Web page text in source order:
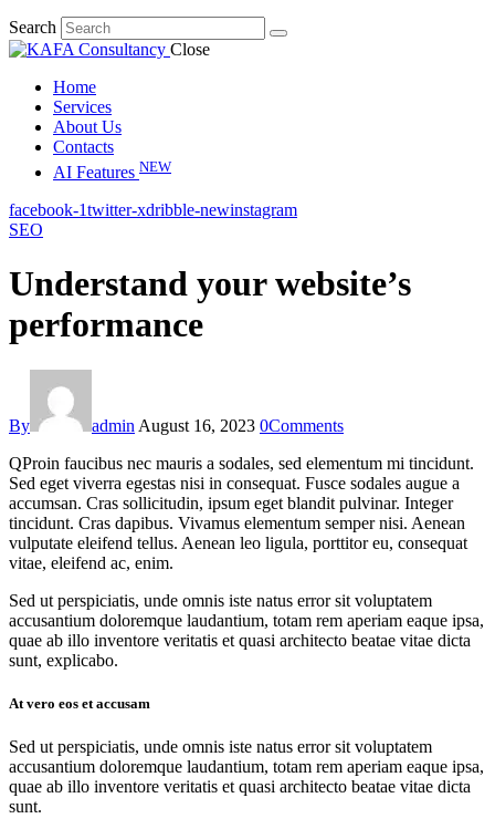
Search
Close
Home
Services
About Us
Contacts
AI Features NEW
facebook-1twitter-xdribble-newinstagram
SEO
Understand your website’s
performance
By admin August 16, 2023 0Comments
QProin faucibus nec mauris a sodales, sed elementum mi tincidunt.
Sed eget viverra egestas nisi in consequat. Fusce sodales augue a
accumsan. Cras sollicitudin, ipsum eget blandit pulvinar. Integer
tincidunt. Cras dapibus. Vivamus elementum semper nisi. Aenean
vulputate eleifend tellus. Aenean leo ligula, porttitor eu, consequat
vitae, eleifend ac, enim.
Sed ut perspiciatis, unde omnis iste natus error sit voluptatem
accusantium doloremque laudantium, totam rem aperiam eaque ipsa,
quae ab illo inventore veritatis et quasi architecto beatae vitae dicta
sunt, explicabo.
At vero eos et accusam
Sed ut perspiciatis, unde omnis iste natus error sit voluptatem
accusantium doloremque laudantium, totam rem aperiam eaque ipsa,
quae ab illo inventore veritatis et quasi architecto beatae vitae dicta
sunt.